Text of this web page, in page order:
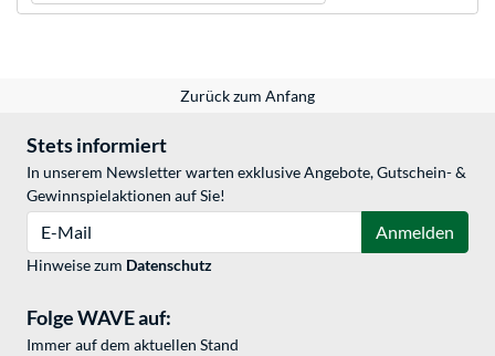
Zurück zum Anfang
Stets informiert
In unserem Newsletter warten exklusive Angebote, Gutschein- &
Gewinnspielaktionen auf Sie!
Anmelden
Hinweise zum Datenschutz
Folge WAVE auf:
Immer auf dem aktuellen Stand